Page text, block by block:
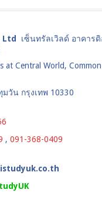
Ltd เซ็นทรัลเวิลด์ อาคาร
at Central World,
วัน กรุงเทพ 10330
, 091-368-0409